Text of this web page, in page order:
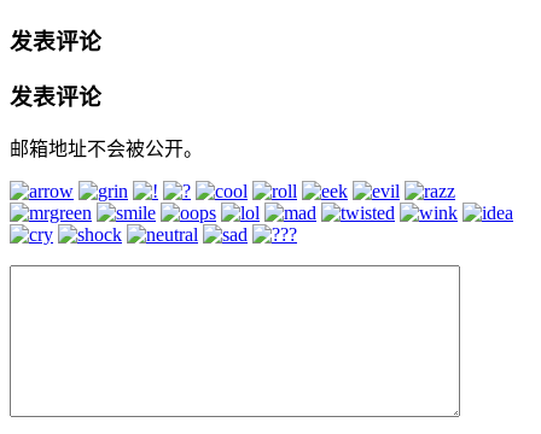
发表评论
发表评论
邮箱地址不会被公开。